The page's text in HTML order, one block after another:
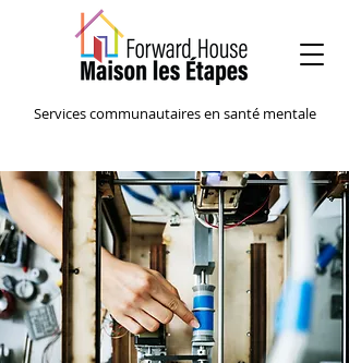
Services communautaires en santé mentale